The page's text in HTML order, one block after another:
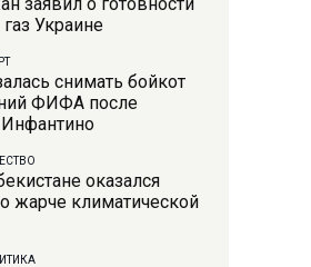
газ Украине
снимать бойкот
ФИФА после
оказался
жарче климатической